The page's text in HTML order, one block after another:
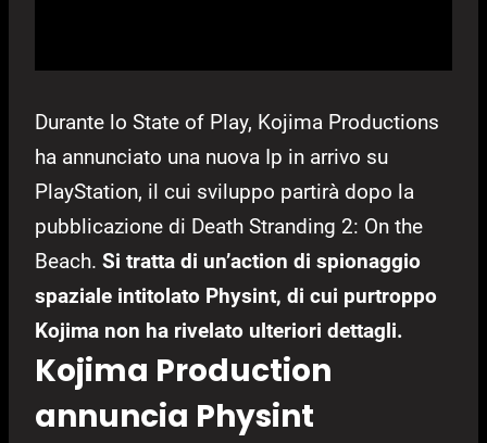
Durante lo State of Play, Kojima Productions
ha annunciato una nuova Ip in arrivo su
PlayStation, il cui sviluppo partirà dopo la
pubblicazione di Death Stranding 2: On the
Beach. Si tratta di un’action di spionaggio
spaziale intitolato Physint, di cui purtroppo
Kojima non ha rivelato ulteriori dettagli.
Kojima Production
annuncia Physint